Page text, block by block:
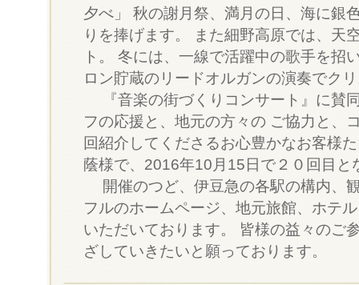
夕べ」 秋の謝月祭、満月の日、海に銀
りを捧げます。 また細野高原では、天
ト。 冬には、一線で活躍中の歌手を招
ロン貯蔵のリードオルガンの演奏でク
『音楽の街づくりコンサート』に賛
フの応援と、地元の方々の ご協力と、
回紹介してくださるお心豊かなお客様
蔭様で、2016年10月15日で２０回目と
開催のつど、伊豆急の各駅の構内、
フルのホームページ、地元旅館、ホテ
いただいております。 皆様の益々のご
ざしていきたいと願っております。